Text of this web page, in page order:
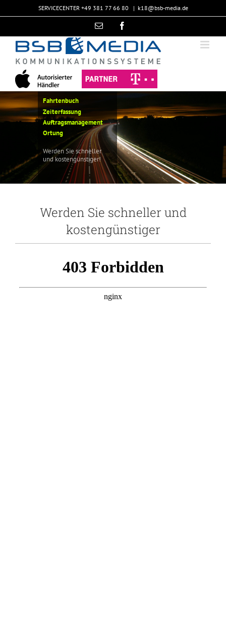
to
SERVICECENTER +49 381 77 66 80 | k18@bsb-media.de
Email
Werden Sie schneller und
kostengünstiger